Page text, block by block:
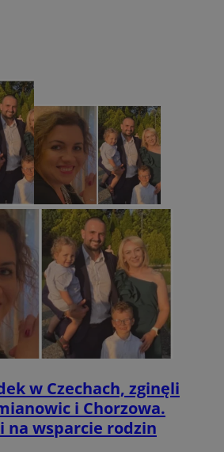
w Czechach, zginęli
i Chorzowa.
na wsparcie rodzin